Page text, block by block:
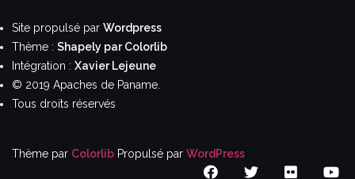
Site propulsé par Wordpress
Thème : Shapely par Colorlib
Intégration : Xavier Lejeune
© 2019 Apaches de Paname.
Tous droits réservés
Thème par Colorlib Propulsé par WordPress